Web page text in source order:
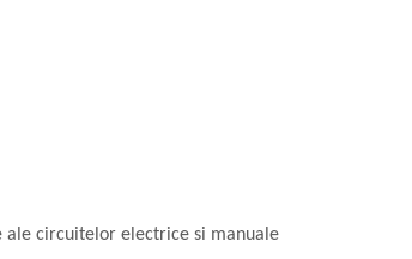
ale circuitelor electrice si manuale